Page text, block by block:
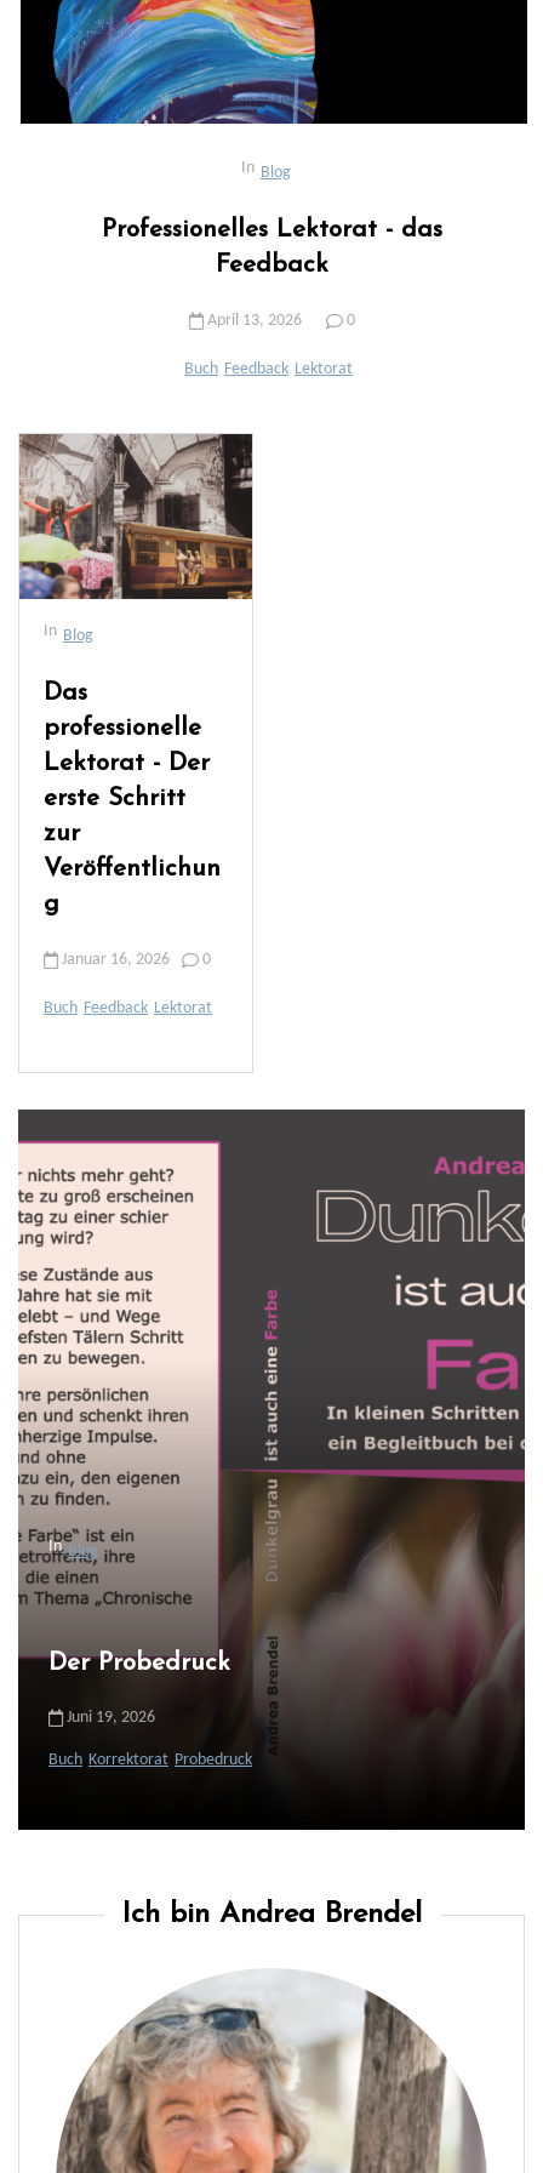
In Blog
Professionelles Lektorat - das
Feedback
April 13, 2026 0
Buch Feedback Lektorat
In Blog
Das
professionelle
Lektorat - Der
erste Schritt
zur
Veröffentlichun
g
Januar 16, 2026 0
Buch Feedback Lektorat
In Blog
Der Probedruck
Juni 19, 2026
Buch Korrektorat Probedruck
Ich bin Andrea Brendel